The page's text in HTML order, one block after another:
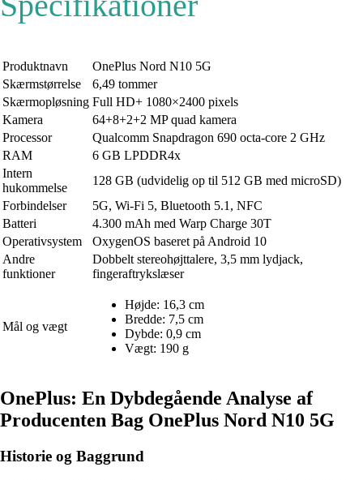
Produktnavn
OnePlus Nord N10 5G
Skærmstørrelse
6,49 tommer
Skærmopløsning Full HD+ 1080×2400 pixels
Kamera
64+8+2+2 MP quad kamera
Processor
Qualcomm Snapdragon 690 octa-core 2 GHz
RAM
6 GB LPDDR4x
Intern
hukommelse
128 GB (udvidelig op til 512 GB med microSD)
Forbindelser
5G, Wi-Fi 5, Bluetooth 5.1, NFC
Batteri
4.300 mAh med Warp Charge 30T
Operativsystem
OxygenOS baseret på Android 10
Andre
funktioner
Dobbelt stereohøjttalere, 3,5 mm lydjack,
fingeraftrykslæser
Mål og vægt
Højde: 16,3 cm
Bredde: 7,5 cm
Dybde: 0,9 cm
Vægt: 190 g
OnePlus: En Dybdegående Analyse af
Producenten Bag OnePlus Nord N10 5G
Historie og Baggrund